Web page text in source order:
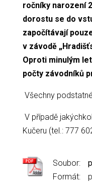
ročníky narození
dorostu se do
započítávají
v závodě
Oproti minulým
počty závodníků
Všechny
V případě
Kučeru (tel.: 777
Soubor:
Formát: